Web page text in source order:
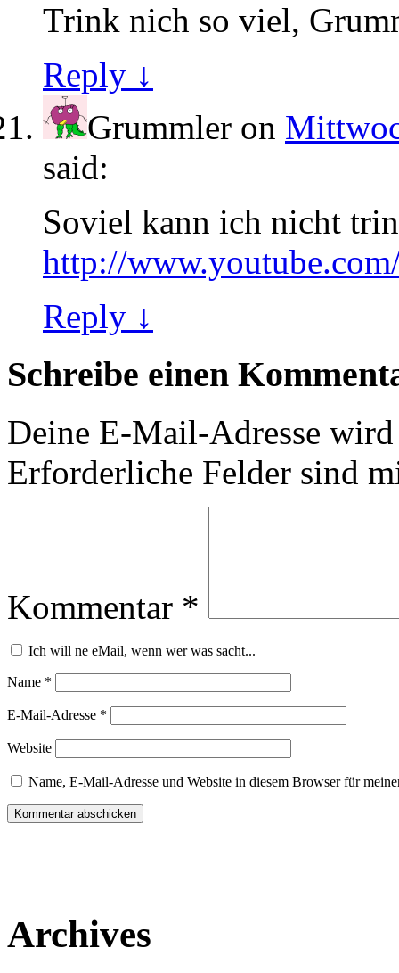
Trink nich so viel,
Reply ↓
Grummler on
said:
Soviel kann ich nicht
http://
Reply ↓
Schreibe einen
Deine E-Mail-Adresse
Erforderliche Felder sind
Kommentar *
Ich will ne eMail, wenn wer was sacht...
Name *
E-Mail-Adresse *
Website
Name, E-Mail-Adresse und Website in diesem Browser für
Archives